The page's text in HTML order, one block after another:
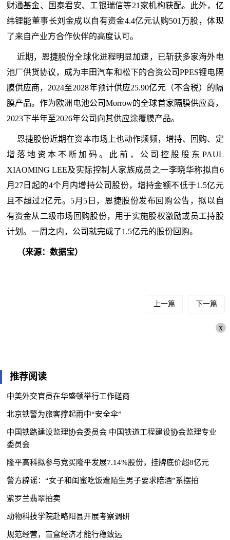
财通基金、国泰君安、工银瑞信等21家机构获配。此外，亿
纬锂能董事长刘金成以自有资金4.4亿元认购501万股，体现
了来自产业方合作伙伴的高度认可。
近期，恩捷股份全球化进程明显加速，已斩获多家海外电
池厂供货协议，成为丰田汽车和松下的合资公司PPES锂电隔
膜供应商，2024至2028年预计供应25.90亿元（不含税）的隔
膜产品。作为欧洲电池公司Morrow的全球首家隔膜供应商，
2023下半年至2026年公司向其供应涂覆膜产品。
恩捷股份近期在资本市场上也动作频频，增持、回购、定
增落地资本不断加码。此前，公司控股股东PAUL
XIAOMING LEE及实际控制人家族成员之一李晓华称拟自6
月27日起的4个月内增持公司股份，增持金额不低于1.5亿元
且不超过2亿元。5月5日，恩捷股份发布回购公告，拟以自
有资金从二级市场回购股份，用于实施股权激励或员工持股
计划。一周之内，公司就完成了1.5亿元的股份回购。
（来源：数据宝）
上一篇 下一篇
x
推荐阅读
中美外交官员在华盛顿举行工作磋商
北京铁警为旅客撑起雨中“安全伞”
中国铁路建设监理协会委员会 中国铁道工程建设协会监理专业
委员会
隆平高科拟参与竞买隆平发展7.14%股份，挂牌底价超8亿元
警方辟谣：“女子和闺蜜吃饭遭陌生男子要求陪酒”系摆拍
紫罗兰翡翠拍卖
动物科技学院赴略阳县开展考察调研
规范经营，盲盒经济才能行稳致远